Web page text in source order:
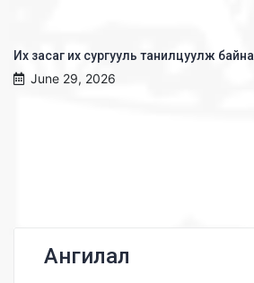
Их засаг их сургууль танилцуулж байна
June 29, 2026
Ангилал